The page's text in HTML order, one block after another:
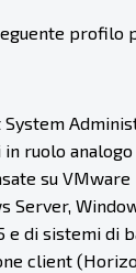
profilo
ruolo
su VMware
Server,
e di sistemi di
client